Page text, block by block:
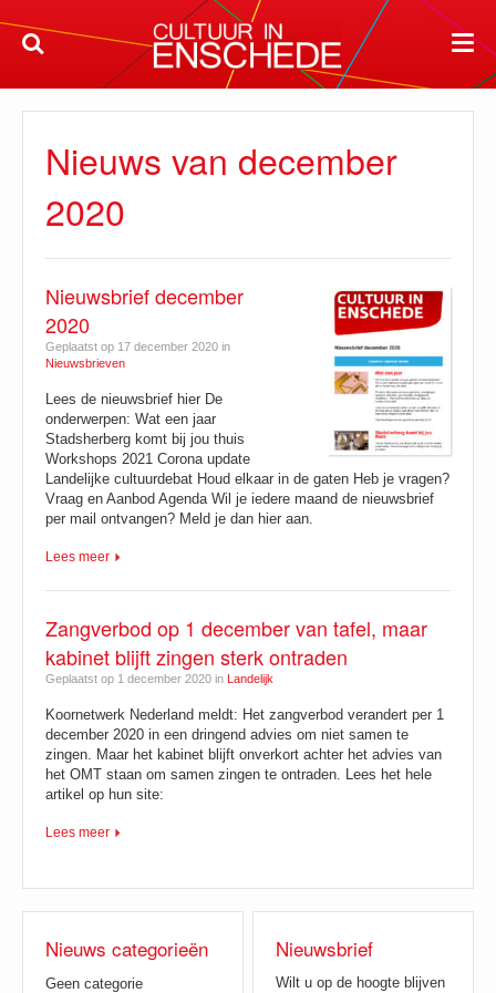
Nieuws van december
2020
Nieuwsbrief december
2020
Geplaatst op 17 december 2020 in
Nieuwsbrieven
Lees de nieuwsbrief hier De
onderwerpen: Wat een jaar
Stadsherberg komt bij jou thuis
Workshops 2021 Corona update
Landelijke cultuurdebat Houd elkaar in de gaten Heb je vragen?
Vraag en Aanbod Agenda Wil je iedere maand de nieuwsbrief
per mail ontvangen? Meld je dan hier aan.
Lees meer
Zangverbod op 1 december van tafel, maar
kabinet blijft zingen sterk ontraden
Geplaatst op 1 december 2020 in Landelijk
Koornetwerk Nederland meldt: Het zangverbod verandert per 1
december 2020 in een dringend advies om niet samen te
zingen. Maar het kabinet blijft onverkort achter het advies van
het OMT staan om samen zingen te ontraden. Lees het hele
artikel op hun site:
Lees meer
Nieuws categorieën
Geen categorie
Nieuwsbrief
Wilt u op de hoogte blijven